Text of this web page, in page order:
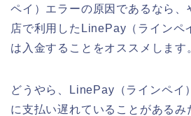
ペイ）エラーの原因であるなら、
店で利用したLinePay（ラインペ
は入金することをオススメします
どうやら、LinePay（ラインペイ
に支払い遅れていることがあるみ